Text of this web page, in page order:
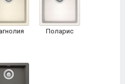
Поларис